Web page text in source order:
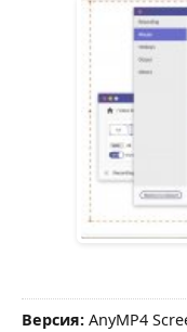
Версия: AnyMP4